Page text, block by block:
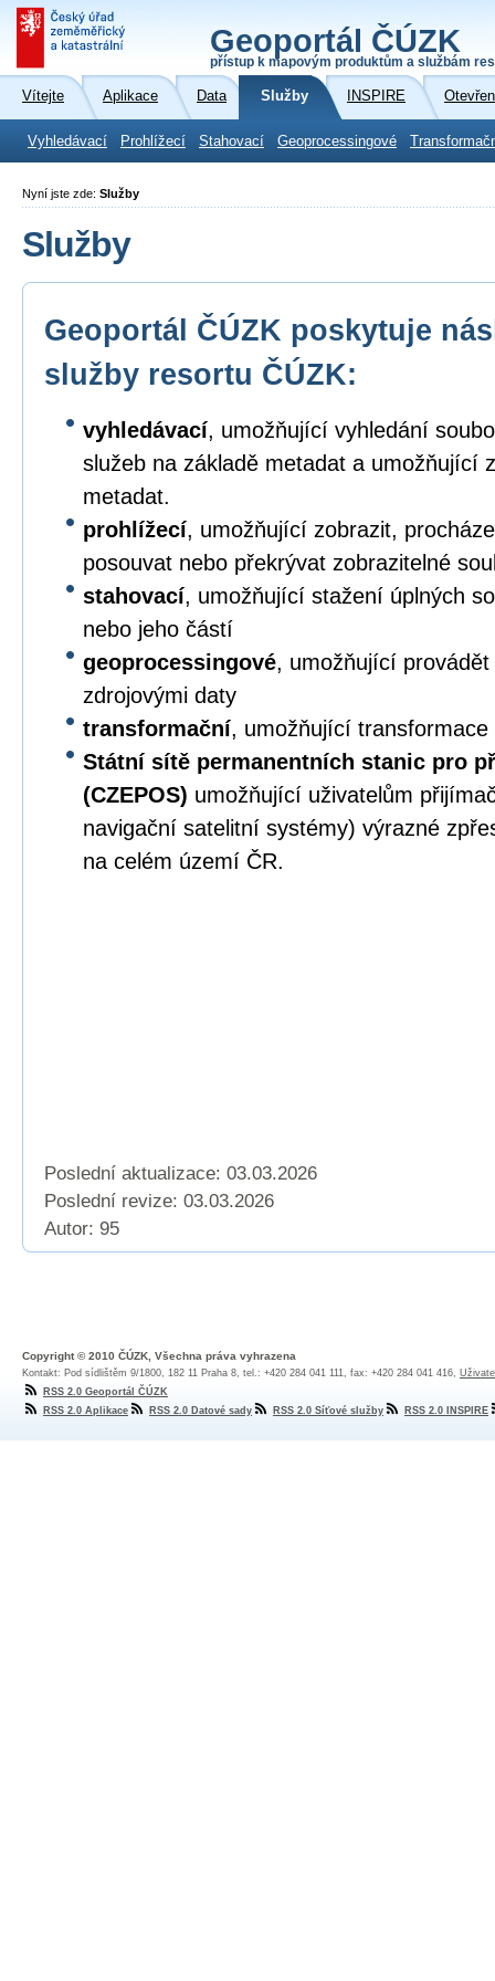
Geoportál ČÚZK
přístup k mapovým produktům a službám
Vítejte Aplikace Data Služby INSPIRE
Vyhledávací Prohlížecí Stahovací Geoprocessingové
Nyní jste zde: Služby
Služby
Geoportál ČÚZK poskytuje
služby resortu ČÚZK:
vyhledávací, umožňující vyhledání
služeb na základě metadat a umožňující
metadat.
prohlížecí, umožňující zobrazit,
posouvat nebo překrývat zobrazitelné
stahovací, umožňující stažení úplných
nebo jeho částí
geoprocessingové, umožňující
zdrojovými daty
transformační, umožňující transformace
Státní sítě permanentních stanic pro
(CZEPOS) umožňující uživatelům
navigační satelitní systémy) výrazné
na celém území ČR.
Poslední aktualizace: 03.03.2026
Poslední revize: 03.03.2026
Autor: 95
Copyright © 2010 ČÚZK, Všechna práva vyhrazena
Kontakt: Pod sídlištěm 9/1800, 182 11 Praha 8, tel.: +420 284 041 111, fax: +420 284 041 416,
RSS 2.0 Geoportál ČÚZK
RSS 2.0 Aplikace
RSS 2.0 Datové sady RSS 2.0 Síťové služby RSS 2.0 INSPIRE